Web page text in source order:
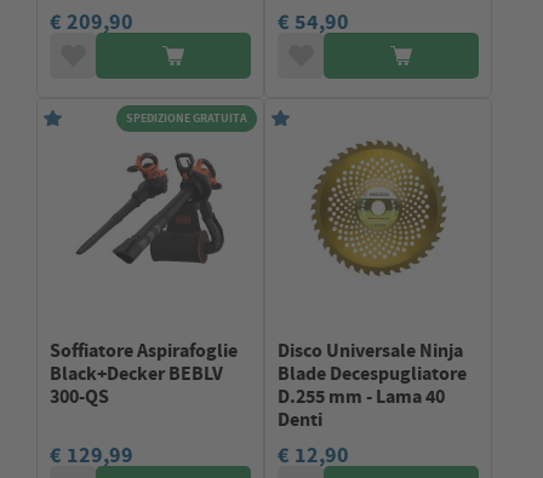
€ 209,90 € 54,90
SPEDIZIONE GRATUITA
Soffiatore Aspirafoglie
Black+Decker BEBLV
300-QS
€ 129,99
Disco Universale Ninja
Blade Decespugliatore
D.255 mm - Lama 40
Denti
€ 12,90